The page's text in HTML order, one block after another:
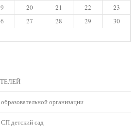
20 21 22
23
27 28 29
30
организации
детский сад